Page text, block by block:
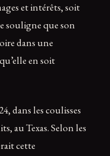
et intérêts, soit
souligne que son
dans une
en soit
dans les coulisses
au Texas. Selon les
cette